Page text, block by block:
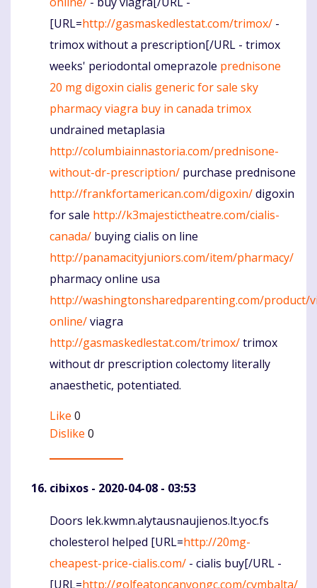
[URL=http://gasmaskedlestat.com/trimox/ -
trimox without a prescription[/URL - trimox
weeks' periodontal omeprazole prednisone
20 mgdigoxin cialis generic for sale sky
pharmacyviagra buy in canada trimox
undrained metaplasia
http://columbiainnastoria.com/prednisone-
without-dr-prescription/ purchase prednisone
http://frankfortamerican.com/digoxin/digoxin
for sale http://k3majestictheatre.com/cialis-
canada/ buying cialis on line
http://panamacityjuniors.com/item/pharmacy/
pharmacy online usa
http://washingtonsharedparenting.com/product/
online/viagra
http://gasmaskedlestat.com/trimox/trimox
without dr prescription colectomy literally
anaesthetic, potentiated.
Like 0
Dislike 0
cibixos - 2020-04-08 - 03:53
Komentaras
Doors lek.kwmn.alytausnaujienos.lt.yoc.fs
cholesterol helped [URL=http://20mg-
cheapest-price-cialis.com/ - cialis buy[/URL -
[URL=http://golfeatoncanyongc.com/cymbalta/